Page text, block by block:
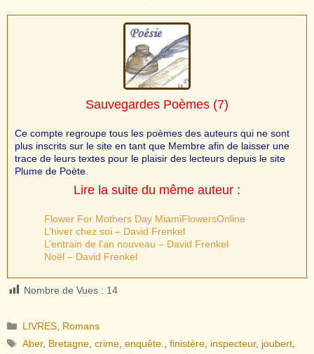
Sauvegardes Poèmes (7)
Ce compte regroupe tous les poèmes des auteurs qui ne sont
plus inscrits sur le site en tant que Membre afin de laisser une
trace de leurs textes pour le plaisir des lecteurs depuis le site
Plume de Poète.
Lire la suite du même auteur :
Flower For Mothers Day MiamiFlowersOnline
L’hiver chez soi – David Frenkel
L’entrain de l’an nouveau – David Frenkel
Noël – David Frenkel
Nombre de Vues : 14
Catégories
LIVRES Romans
Étiquettes
Aber, Bretagne ,crime ,enquête. ,finistère inspecteur, joubert